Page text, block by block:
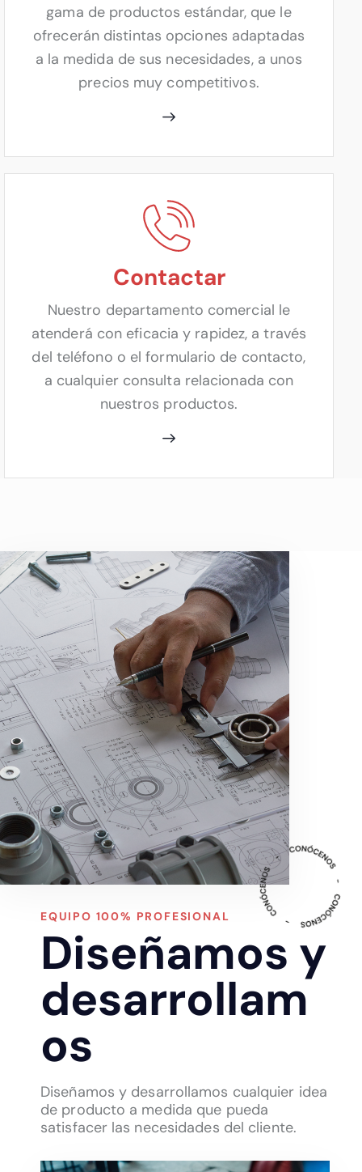
gama de productos estándar, que le
ofrecerán distintas opciones adaptadas
a la medida de sus necesidades, a unos
precios muy competitivos.
Contactar
Nuestro departamento comercial le
atenderá con eficacia y rapidez, a través
del teléfono o el formulario de contacto,
a cualquier consulta relacionada con
nuestros productos.
EQUIPO 100% PROFESIONAL
Diseñamos y
desarrollam
os
Diseñamos y desarrollamos cualquier idea
de producto a medida que pueda
satisfacer las necesidades del cliente.